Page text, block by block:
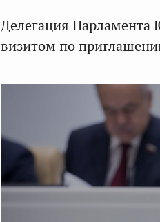
Делегация Парламента
визитом по